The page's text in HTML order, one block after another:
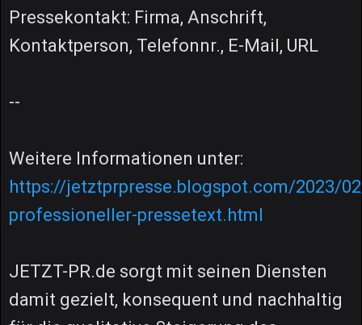
Pressekontakt: Firma, Anschrift,
Kontaktperson, Telefonnr., E-Mail, URL
--
Weitere Informationen unter:
https://jetztprpresse.blogspot.com/2023/
professioneller-pressetext.html
JETZT-PR.de sorgt mit seinen Diensten
damit gezielt, konsequent und nachhaltig